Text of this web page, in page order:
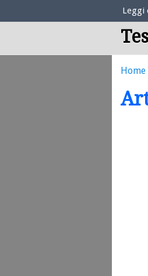
Leggi
Home